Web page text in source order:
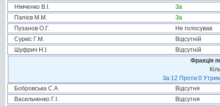
Німченко В.І.
За
Папієв М.М.
За
Пузанов О.Г.
Не голосував
Суркіс Г.М.
Відсутній
Шуфрич Н.І.
Відсутній
Фракція
За:12 Проти:0
Бобровська С.А.
Відсутня
Васильченко Г.І.
Відсутня